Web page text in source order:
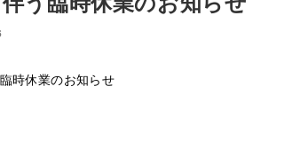
時休業のお知らせ